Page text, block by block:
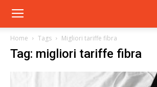
Home Tags Migliori tariffe fibra
Tag: migliori tariffe fibra